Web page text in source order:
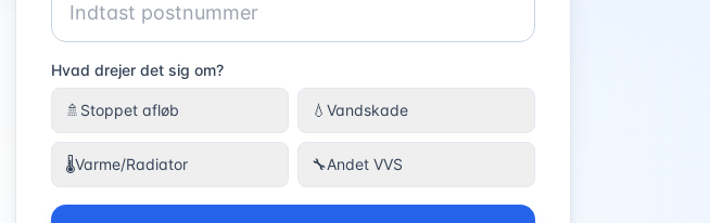
Hvad drejer det sig om?
🚿 Stoppet afløb 💧 Vandskade
🌡️Varme/Radiator 🔧Andet VVS